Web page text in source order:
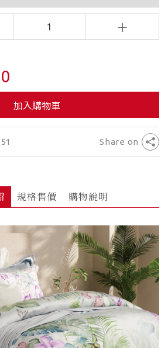
1
加入購物車
Share on
規格售價 購物說明